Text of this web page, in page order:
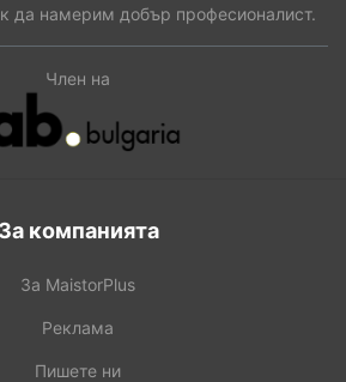
да намерим добър професионалист.
Член на
За компанията
За MaistorPlus
Реклама
Пишете ни